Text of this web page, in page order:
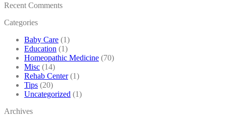
Recent Comments
Categories
Baby Care (1)
Education (1)
Homeopathic Medicine (70)
Misc (14)
Rehab Center(1)
Tips (20)
Uncategorized (1)
Archives